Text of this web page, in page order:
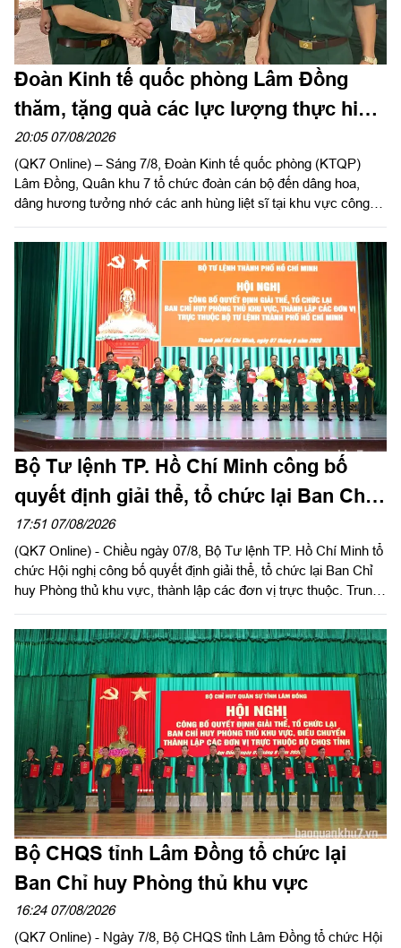
Đoàn Kinh tế quốc phòng Lâm Đồng
thăm, tặng quà các lực lượng thực hiện
nhiệm vụ tìm kiếm, quy tập hài cốt liệt sĩ
20:05 07/08/2026
(QK7 Online) – Sáng 7/8, Đoàn Kinh tế quốc phòng (KTQP)
Lâm Đồng, Quân khu 7 tổ chức đoàn cán bộ đến dâng hoa,
dâng hương tưởng nhớ các anh hùng liệt sĩ tại khu vực công
Đồng Nai do Thượng tá Đinh Nho Hùng, Đoàn trưởng Đoàn
KTQP Lâm Đồng làm trưởng đoàn.
Bộ Tư lệnh TP. Hồ Chí Minh công bố
quyết định giải thể, tổ chức lại Ban Chỉ
huy PTKV, thành lập các đơn vị trực
thuộc
17:51 07/08/2026
(QK7 Online) - Chiều ngày 07/8, Bộ Tư lệnh TP. Hồ Chí Minh tổ
chức Hội nghị công bố quyết định giải thể, tổ chức lại Ban Chỉ
huy Phòng thủ khu vực, thành lập các đơn vị trực thuộc. Trung
Ủy viên Quân ủy Trung ương, Phó Bí thư Đảng ủy, Tư lệnh
Quân khu dự, chỉ đạo hội nghị. Thiếu tướng Vũ Văn Điền, Ủy
viên Ban Thường vụ Thành ủy, Tư lệnh Bộ Tư lệnh TP. Hồ Chí
Minh chủ trì hội nghị.
Bộ CHQS tỉnh Lâm Đồng tổ chức lại
Ban Chỉ huy Phòng thủ khu vực
16:24 07/08/2026
(QK7 Online) - Ngày 7/8, Bộ CHQS tỉnh Lâm Đồng tổ chức Hội